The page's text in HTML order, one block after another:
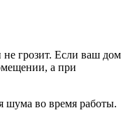
не грозит. Если ваш дом
а при
шума во время работы.